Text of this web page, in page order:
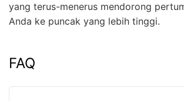
yang terus-menerus mendorong
Anda ke puncak yang lebih tinggi.
FAQ